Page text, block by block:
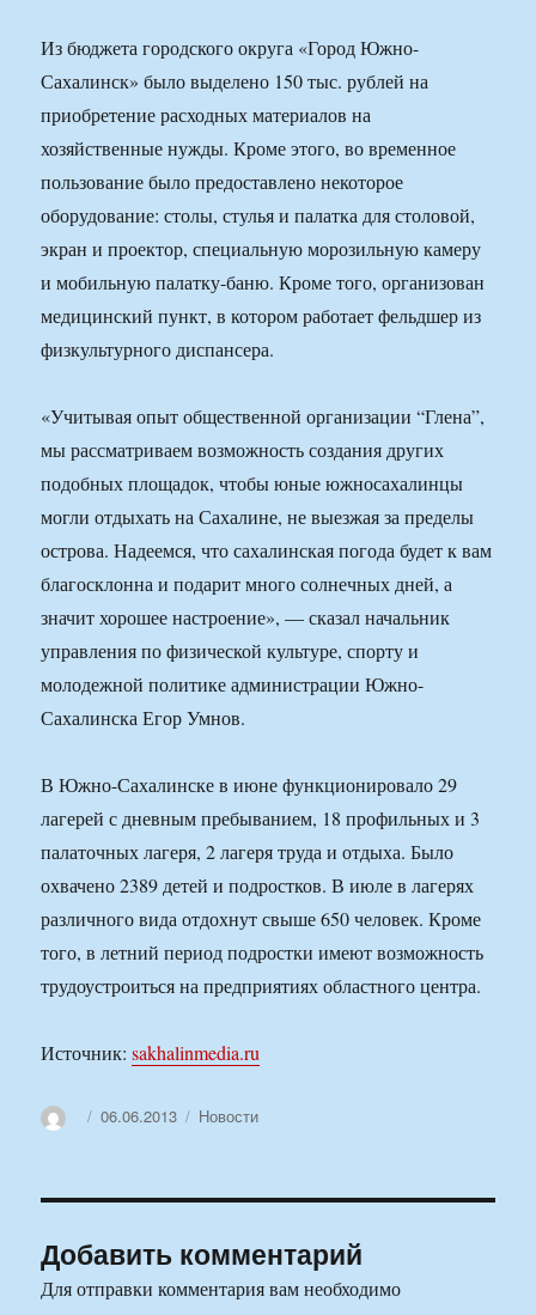
Из бюджета городского округа «Город Южно-
Сахалинск» было выделено 150 тыс. рублей на
приобретение расходных материалов на
хозяйственные нужды. Кроме этого, во временное
пользование было предоставлено некоторое
оборудование: столы, стулья и палатка для столовой,
экран и проектор, специальную морозильную камеру
и мобильную палатку-баню. Кроме того, организован
медицинский пункт, в котором работает фельдшер из
физкультурного диспансера.
«Учитывая опыт общественной организации “Глена”,
мы рассматриваем возможность создания других
подобных площадок, чтобы юные южносахалинцы
могли отдыхать на Сахалине, не выезжая за пределы
острова. Надеемся, что сахалинская погода будет к вам
благосклонна и подарит много солнечных дней, а
значит хорошее настроение», — сказал начальник
управления по физической культуре, спорту и
молодежной политике администрации Южно-
Сахалинска Егор Умнов.
В Южно-Сахалинске в июне функционировало 29
лагерей с дневным пребыванием, 18 профильных и 3
палаточных лагеря, 2 лагеря труда и отдыха. Было
охвачено 2389 детей и подростков. В июле в лагерях
различного вида отдохнут свыше 650 человек. Кроме
того, в летний период подростки имеют возможность
трудоустроиться на предприятиях областного центра.
Источник:sakhalinmedia.ru
АвторОпубликовано
06.06.2013 Рубрики
Новости
Добавить комментарий
Для отправки комментария вам необходимо